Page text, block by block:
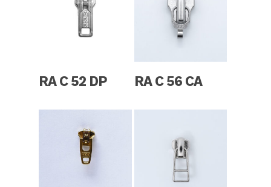
Read More
RA C 52 DP Read More
RA C 56 CA